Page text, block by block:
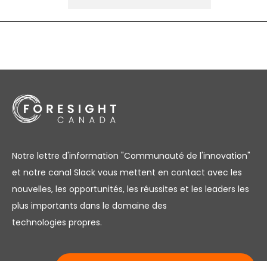
Notre lettre d'information "Communauté de l'innovation"
et notre canal Slack vous mettent en contact avec les
nouvelles, les opportunités, les réussites et les leaders les
plus importants dans le domaine des
technologies propres.